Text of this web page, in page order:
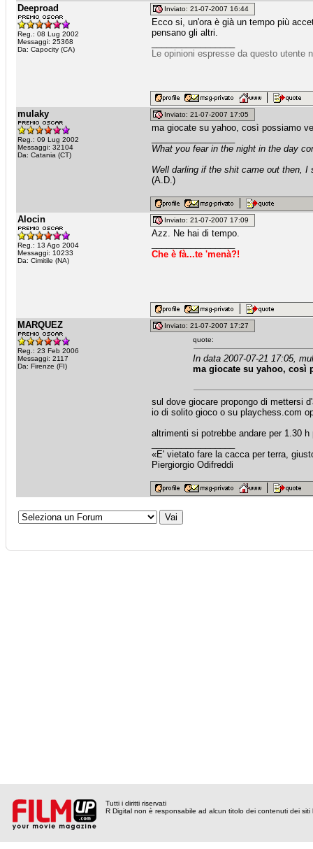
Deeproad
Reg.: 08 Lug 2002
Messaggi: 25368
Da: Capocity (CA)
Inviato: 21-07-2007 16:44
Ecco si, un'ora è già un tempo più
pensano gli altri.
Le opinioni espresse da questo utente
mulaky
Reg.: 09 Lug 2002
Messaggi: 32104
Da: Catania (CT)
Inviato: 21-07-2007 17:05
ma giocate su yahoo, così possiamo
What you fear in the night in the day
Well darling if the shit came out then, I
(A.D.)
Alocin
Reg.: 13 Ago 2004
Messaggi: 10233
Da: Cimitile (NA)
Inviato: 21-07-2007 17:09
Azz. Ne hai di tempo.
Che è fà...te 'menà?!
MARQUEZ
Reg.: 23 Feb 2006
Messaggi: 2117
Da: Firenze (FI)
Inviato: 21-07-2007 17:27
quote:
In data 2007-07-21 17:05,
ma giocate su yahoo, così
sul dove giocare propongo di mettersi
io di solito gioco o su playchess.com
altrimenti si potrebbe andare per 1.30
«E' vietato fare la cacca per terra,
Piergiorgio Odifreddi
Tutti i diritti riservati
R Digital non è responsabile ad alcun titolo dei contenuti dei siti